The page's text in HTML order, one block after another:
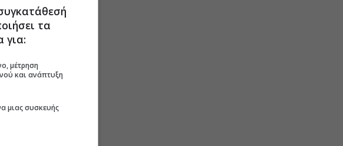
τα
για:
μέτρηση
και ανάπτυξη
μιας συσκευής